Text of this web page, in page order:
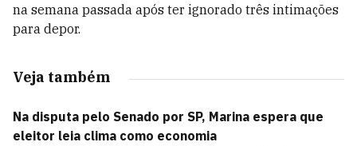
na semana passada após ter ignorado três intimações
para depor.
Veja também
Na disputa pelo Senado por SP, Marina espera que
eleitor leia clima como economia